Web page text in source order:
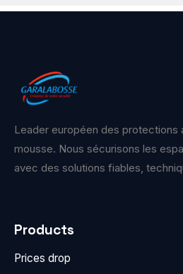
Leader européen des protections
mousse. Nous sécurisons les
avec des solutions fiables,
Products
Prices drop